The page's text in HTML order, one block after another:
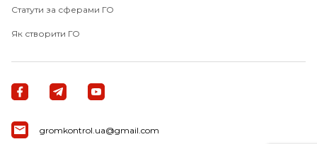
Статути за сферами ГО
Як створити ГО
gromkontrol.ua@gmail.com